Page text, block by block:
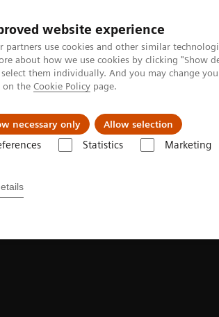
website experience
partners use cookies and other similar
about how we use cookies by clicking "Show
them individually. And you may change
on the Cookie Policy page.
necessary only Allow selection
Statistics Marketing
& pathologies Insights